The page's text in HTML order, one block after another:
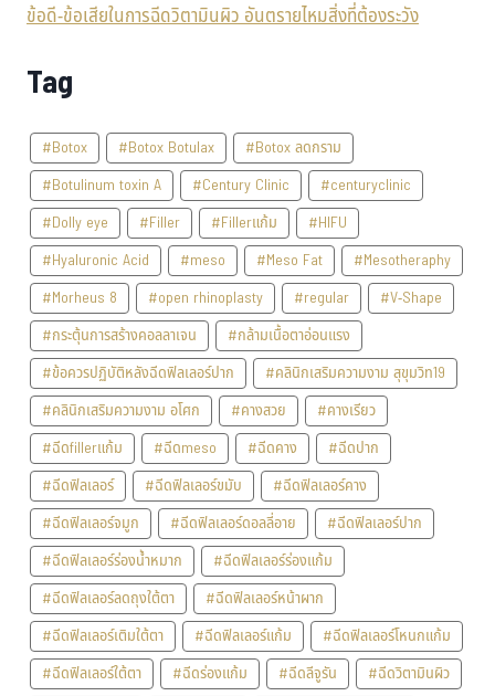
ข้อดี-ข้อเสียในการฉีดวิตามินผิว อันตรายไหมสิ่งที่ต้องระวัง
Tag
#Botox #Botox Botulax
#Botox ลดกราม
#Botulinum toxin A
#Century Clinic
#centuryclinic
#Dolly eye
#Filler #Fillerแก้ม
#HIFU
#Hyaluronic Acid
#meso #Meso Fat
#Mesotheraphy
#Morheus 8
#open rhinoplasty #regular
#V-Shape
#กระตุ้นการสร้างคอลลาเจน
#กล้ามเนื้อตาอ่อนแรง
#ข้อควรปฏิบัติหลังฉีดฟิลเลอร์ปาก
#คลินิกเสริมความงาม สุขุมวิท19
#คลินิกเสริมความงาม อโศก
#คางสวย
#คางเรียว
#ฉีดfillerแก้ม
#ฉีดmeso #ฉีดคาง
#ฉีดปาก
#ฉีดฟิลเลอร์
#ฉีดฟิลเลอร์ขมับ
#ฉีดฟิลเลอร์คาง
#ฉีดฟิลเลอร์จมูก
#ฉีดฟิลเลอร์ดอลลี่อาย
#ฉีดฟิลเลอร์ปาก
#ฉีดฟิลเลอร์ร่องน้ำหมาก
#ฉีดฟิลเลอร์ร่องแก้ม
#ฉีดฟิลเลอร์ลดถุงใต้ตา
#ฉีดฟิลเลอร์หน้าผาก
#ฉีดฟิลเลอร์เติมใต้ตา
#ฉีดฟิลเลอร์แก้ม
#ฉีดฟิลเลอร์โหนกแก้ม
#ฉีดฟิลเลอร์ใต้ตา
#ฉีดร่องแก้ม #ฉีดลีจูรัน
#ฉีดวิตามินผิว